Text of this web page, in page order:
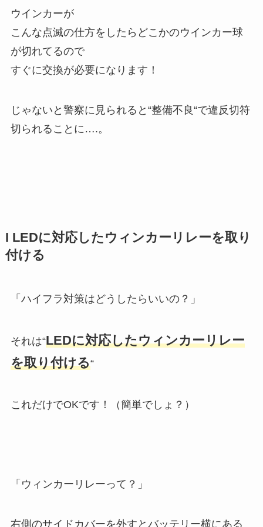
ウインカーが
こんな点滅の仕方をしたらどこかのウインカー球
が切れてるので
すぐに交換が必要になります！
じゃないと警察に見られると“整備不良“で違反切符
切られることに….。
I LEDに対応したウィンカーリレーを取り
付ける
「ハイフラ対策はどうしたらいいの？」
それは“LEDに対応したウィンカーリレー
を取り付ける“
これだけでOKです！（簡単でしょ？）
「ウィンカーリレーって？」
右側のサイドカバーを外すとバッテリー横にある